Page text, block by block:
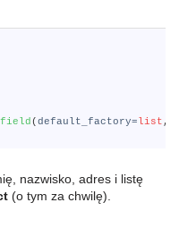
field (default_factory=list ,
nazwisko, adres i listę
(o tym za chwilę).